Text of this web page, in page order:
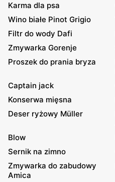
Karma dla psa
Wino białe Pinot Grigio
Filtr do wody Dafi
Zmywarka Gorenje
Proszek do prania bryza
Captain jack
Konserwa mięsna
Deser ryżowy Müller
Blow
Sernik na zimno
Zmywarka do zabudowy
Amica